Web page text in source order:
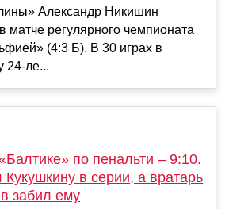
Александр Никишин
матче регулярного чемпионата
(4:3 Б). В 30 играх в
24-ле...
по пенальти – 9:10.
в серии, а вратарь
забил ему